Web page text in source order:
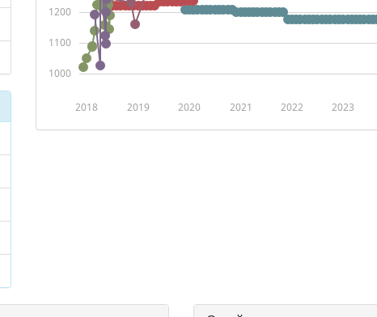
2018 2019 2020 2021 2022 2023
1000
1100
1200